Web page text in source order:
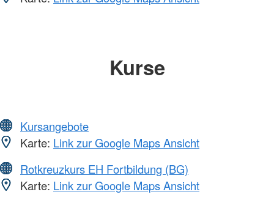
Kurse
Kursangebote
Karte: Link zur Google Maps Ansicht
Rotkreuzkurs EH Fortbildung (BG)
Karte: Link zur Google Maps Ansicht